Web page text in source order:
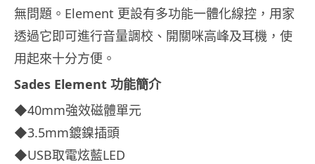
無問題。Element 更設有多功能一體化線控，用家
透過它即可進行音量調校、開關咪高峰及耳機，使
用起來十分方便。
Sades Element 功能簡介
◆40mm強效磁體單元
◆3.5mm鍍鎳插頭
◆USB取電炫藍LED